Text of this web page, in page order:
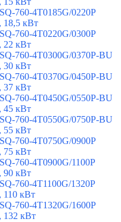
760-4T0185G/0220P
18,5 кВт
760-4T0220G/0300P
22 кВт
760-4T0300G/0370P-BU
30 кВт
760-4T0370G/0450P-BU
37 кВт
760-4T0450G/0550P-BU
45 кВт
760-4T0550G/0750P-BU
55 кВт
760-4T0750G/0900P
75 кВт
760-4T0900G/1100P
90 кВт
760-4T1100G/1320P
110 кВт
760-4T1320G/1600P
132 кВт